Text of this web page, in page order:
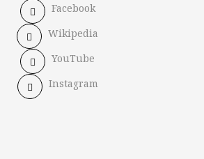
Facebook
Wikipedia
YouTube
Instagram